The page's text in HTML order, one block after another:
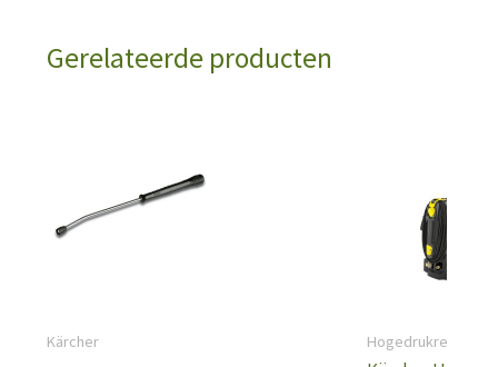
Gerelateerde producten
Kärcher Hogedrukreinigers